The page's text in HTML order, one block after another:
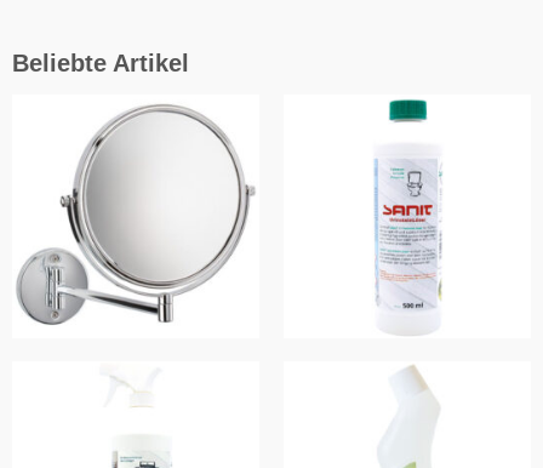
Beliebte Artikel